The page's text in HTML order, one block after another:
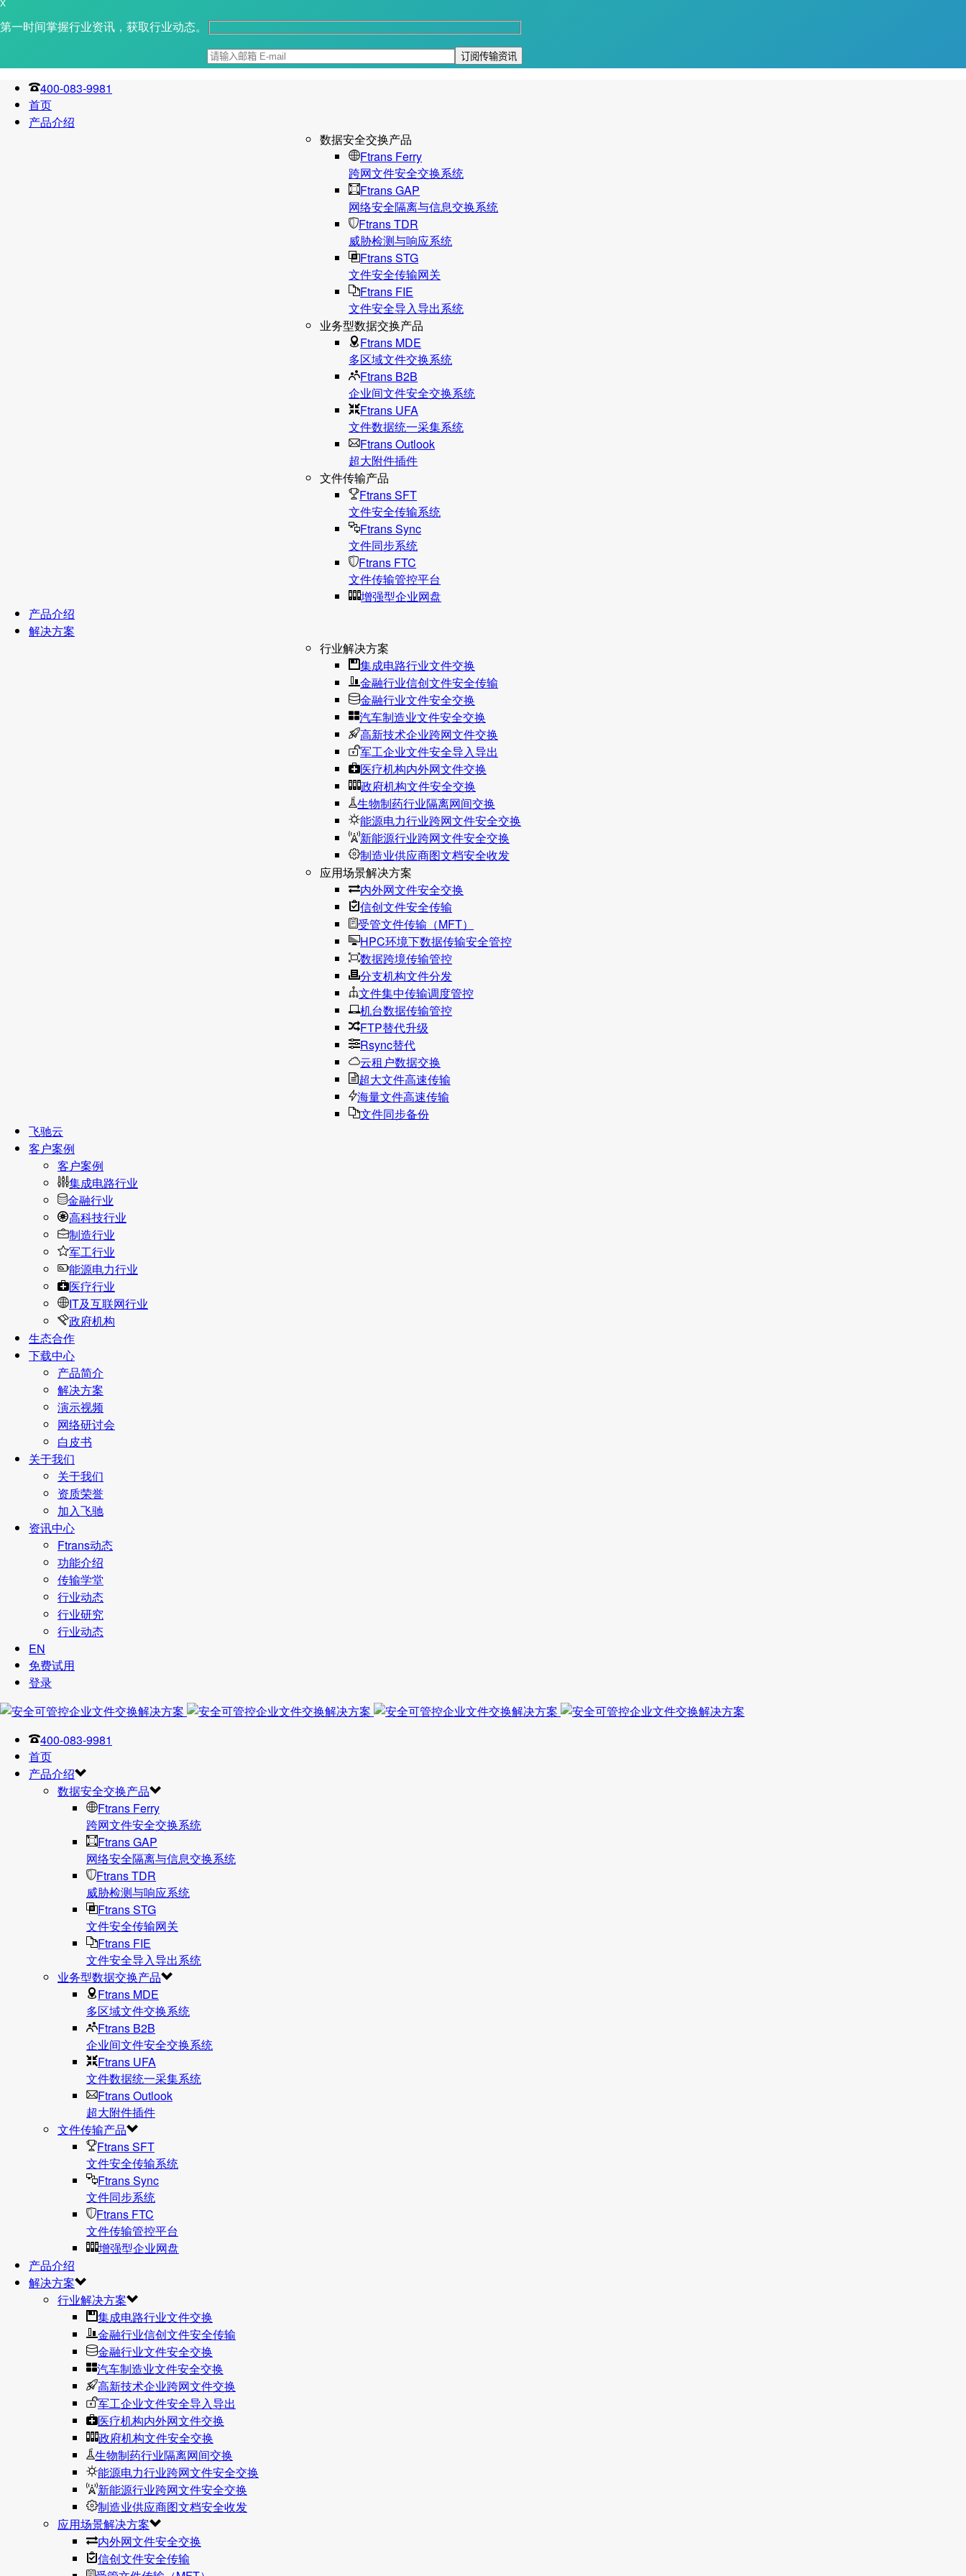
X
第一时间掌握行业资讯，获取行业动态。
400-083-9981
首页
产品介绍
数据安全交换产品
Ftrans Ferry
跨网文件安全交换系统
Ftrans GAP
网络安全隔离与信息交换系统
Ftrans TDR
威胁检测与响应系统
Ftrans STG
文件安全传输网关
Ftrans FIE
文件安全导入导出系统
业务型数据交换产品
Ftrans MDE
多区域文件交换系统
Ftrans B2B
企业间文件安全交换系统
Ftrans UFA
文件数据统⼀采集系统
Ftrans Outlook
超大附件插件
文件传输产品
Ftrans SFT
文件安全传输系统
Ftrans Sync
文件同步系统
Ftrans FTC
文件传输管控平台
增强型企业网盘
产品介绍
解决方案
行业解决方案
集成电路行业文件交换
金融行业信创文件安全传输
金融行业文件安全交换
汽车制造业文件安全交换
高新技术企业跨网文件交换
军工企业文件安全导入导出
医疗机构内外网文件交换
政府机构文件安全交换
生物制药行业隔离网间交换
能源电力行业跨网文件安全交换
新能源行业跨网文件安全交换
制造业供应商图文档安全收发
应用场景解决方案
内外网文件安全交换
信创文件安全传输
受管文件传输（MFT）
HPC环境下数据传输安全管控
数据跨境传输管控
分支机构文件分发
文件集中传输调度管控
机台数据传输管控
FTP替代升级
Rsync替代
云租户数据交换
超大文件高速传输
海量文件高速传输
文件同步备份
飞驰云
客户案例
客户案例
集成电路行业
金融行业
高科技行业
制造行业
军工行业
能源电力行业
医疗行业
IT及互联网行业
政府机构
生态合作
下载中心
产品简介
解决方案
演示视频
网络研讨会
白皮书
关于我们
关于我们
资质荣誉
加入飞驰
资讯中心
Ftrans动态
功能介绍
传输学堂
行业动态
行业研究
行业动态
EN
免费试用
登录
400-083-9981
首页
产品介绍
数据安全交换产品
Ftrans Ferry
跨网文件安全交换系统
Ftrans GAP
网络安全隔离与信息交换系统
Ftrans TDR
威胁检测与响应系统
Ftrans STG
文件安全传输网关
Ftrans FIE
文件安全导入导出系统
业务型数据交换产品
Ftrans MDE
多区域文件交换系统
Ftrans B2B
企业间文件安全交换系统
Ftrans UFA
文件数据统⼀采集系统
Ftrans Outlook
超大附件插件
文件传输产品
Ftrans SFT
文件安全传输系统
Ftrans Sync
文件同步系统
Ftrans FTC
文件传输管控平台
增强型企业网盘
产品介绍
解决方案
行业解决方案
集成电路行业文件交换
金融行业信创文件安全传输
金融行业文件安全交换
汽车制造业文件安全交换
高新技术企业跨网文件交换
军工企业文件安全导入导出
医疗机构内外网文件交换
政府机构文件安全交换
生物制药行业隔离网间交换
能源电力行业跨网文件安全交换
新能源行业跨网文件安全交换
制造业供应商图文档安全收发
应用场景解决方案
内外网文件安全交换
信创文件安全传输